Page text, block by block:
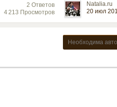
2 Ответов
4 213 Просмотров
Natalia.ru
20 июл
Необходима